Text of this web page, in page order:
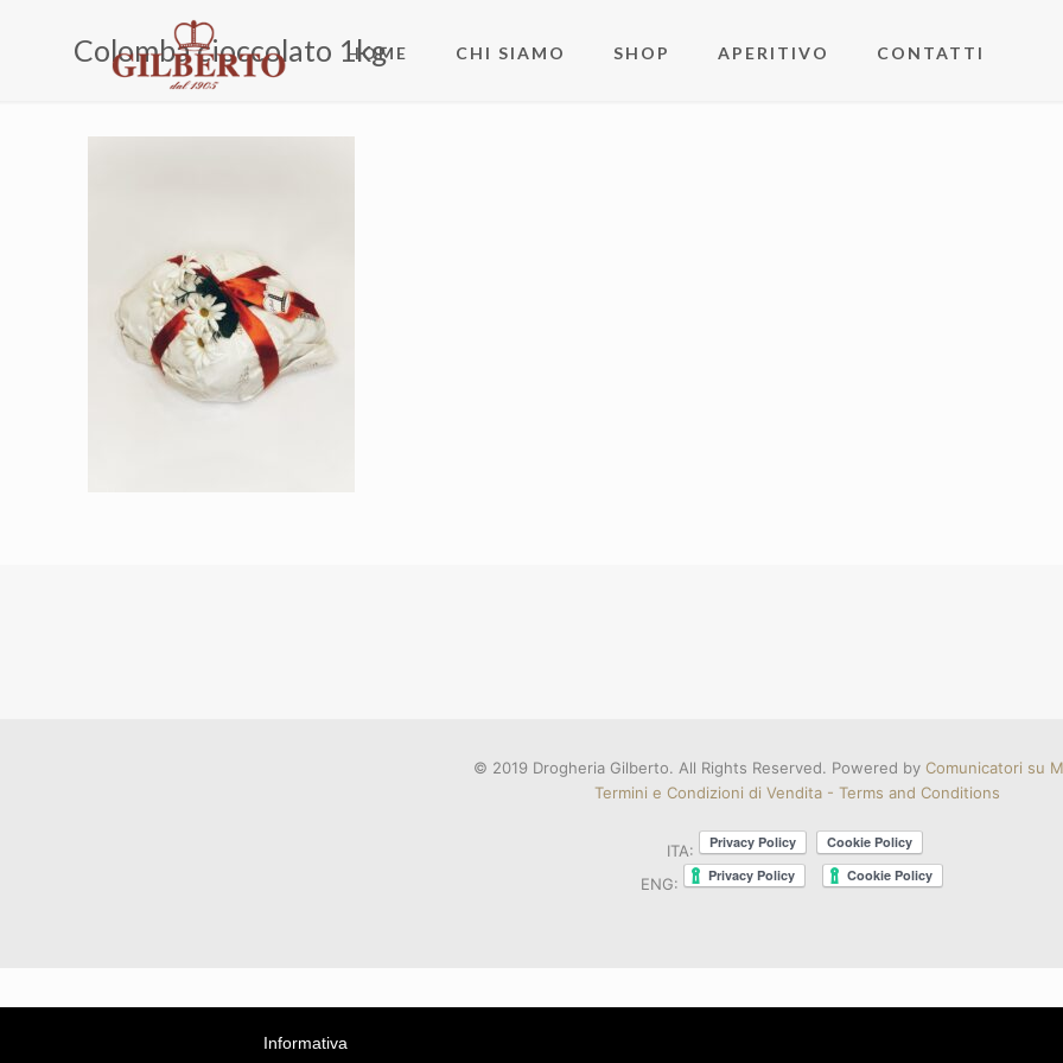
HOME CHI SIAMO SHOP APERITIVO CONTATTI
Colomba cioccolato 1kg
© 2019 Drogheria Gilberto. All Rights Reserved. Powered by Comunicatori su
Termini e Condizioni di Vendita - Terms and Conditions
ITA:
ENG:
Informativa